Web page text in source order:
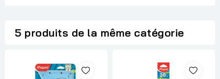
5 produits de la même catégorie